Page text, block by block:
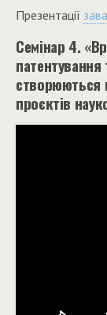
Презентації
Семінар 4.
створюються
проєктів